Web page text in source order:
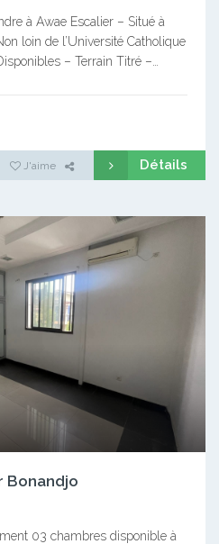
à Awae Escalier – Situé à
loin de l’Université Catholique
– Terrain Titré –…
J'aime Détails
Bonandjo
03 chambres disponible à